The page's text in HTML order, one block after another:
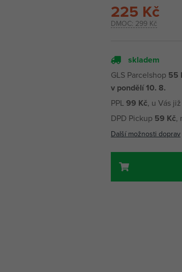
DMOC: 299 Kč
225 Kč
skladem
GLS Parcelshop 55
v pondělí 10. 8.
PPL99 Kč, u Vás již
DPD Pickup 59 Kč,
Další možnosti doprav